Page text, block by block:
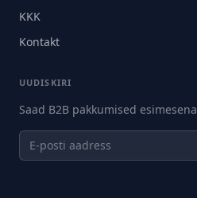
KKK
Kontakt
UUDISKIRI
Saad B2B pakkumised esimesena